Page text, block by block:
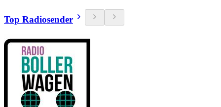
Top Radiosender